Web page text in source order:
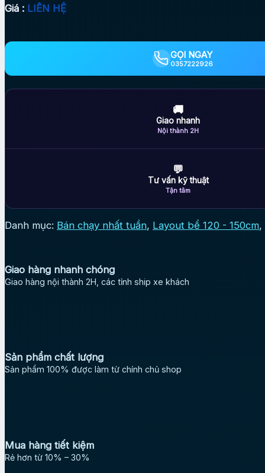
Giá : LIÊN HỆ
GỌI NGAY
0357222926
🚚
Giao nhanh
Nội thành 2H
💬
Tư vấn kỹ thuật
Tận tâm
Danh mục: Bán chạy nhất tuần, Layout bể 120 - 150cm,
Giao hàng nhanh chóng
Giao hàng nội thành 2H, các tỉnh ship xe khách
Sản phẩm chất lượng
Sản phẩm 100% được làm từ chính chủ shop
Mua hàng tiết kiệm
Rẻ hơn từ 10% – 30%